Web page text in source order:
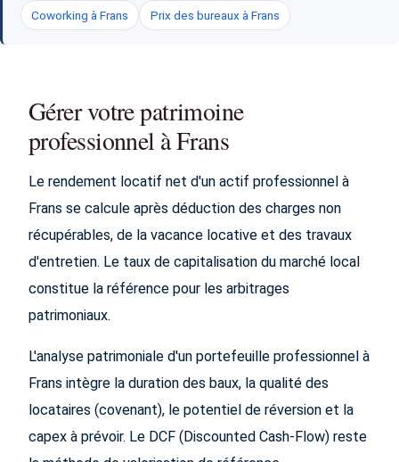
Coworking à Frans Prix des bureaux à Frans
Gérer votre patrimoine
professionnel à Frans
Le rendement locatif net d'un actif professionnel à
Frans se calcule après déduction des charges non
récupérables, de la vacance locative et des travaux
d'entretien. Le taux de capitalisation du marché local
constitue la référence pour les arbitrages
patrimoniaux.
L'analyse patrimoniale d'un portefeuille professionnel à
Frans intègre la duration des baux, la qualité des
locataires (covenant), le potentiel de réversion et la
capex à prévoir. Le DCF (Discounted Cash-Flow) reste